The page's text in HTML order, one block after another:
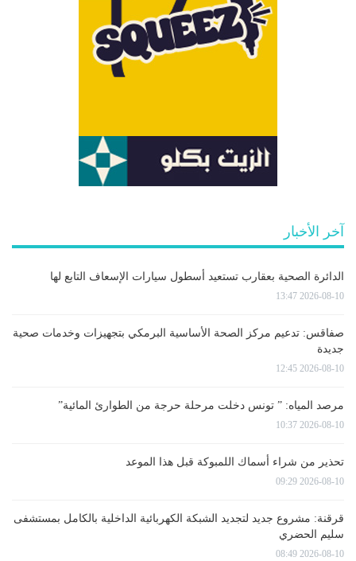
آخر الأخبار
الدائرة الصحية بعقارب تستعيد أسطول سيارات الإسعاف التابع لها
2026-08-10 13:47
صفاقس: تدعيم مركز الصحة الأساسية البرمكي بتجهيزات وخدمات صحية
جديدة
2026-08-10 12:45
مرصد المياه: ” تونس دخلت مرحلة حرجة من الطوارئ المائية”
2026-08-10 10:37
تحذير من شراء أسماك اللمبوكة قبل هذا الموعد
2026-08-10 09:29
قرقنة: مشروع جديد لتجديد الشبكة الكهربائية الداخلية بالكامل بمستشفى
سليم الحضري
2026-08-10 08:49